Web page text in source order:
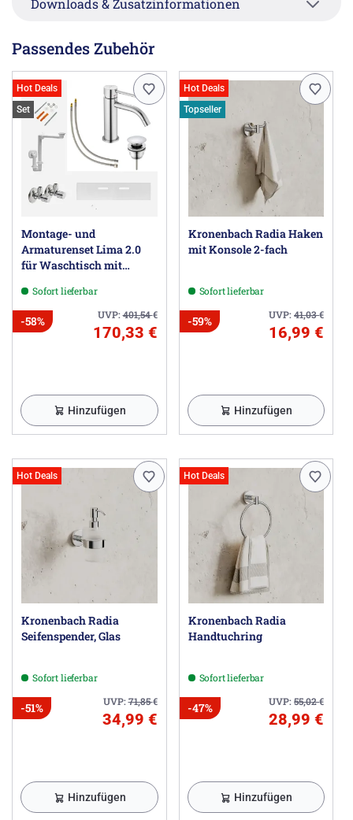
Downloads & Zusatzinformationen
Passendes Zubehör
Hot Deals
Set
Montage- und
Armaturenset Lima 2.0
für Waschtisch mit
Sofort lieferbar
UVP:401,54€
-58%
170,33 €
Hinzufügen
Hot Deals
Topseller
Kronenbach Radia Haken
mit Konsole 2-fach
Sofort lieferbar
UVP:41,03€
-59%
16,99 €
Hinzufügen
Hot Deals
Kronenbach Radia
Seifenspender, Glas
Sofort lieferbar
UVP:71,85€
-51%
34,99 €
Hinzufügen
Hot Deals
Kronenbach Radia
Handtuchring
Sofort lieferbar
UVP:55,02€
-47%
28,99 €
Hinzufügen